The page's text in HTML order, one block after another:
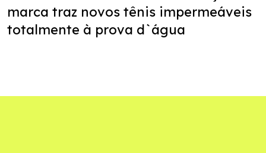
marca traz novos tênis impermeáveis
totalmente à prova d`água